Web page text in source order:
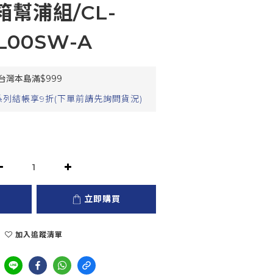
幫浦組/CL-
A
灣本島滿$999
結帳享9折(下單前請先詢問貨況)
立即購買
加入追蹤清單